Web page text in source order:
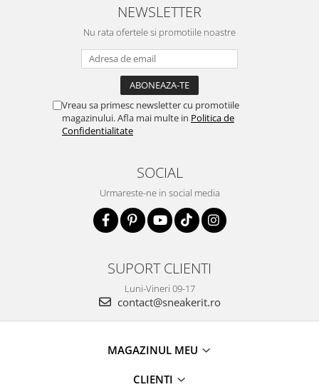
NEWSLETTER
Nu rata ofertele si promotiile noastre
Vreau sa primesc newsletter cu promotiile
magazinului. Afla mai multe in Politica de
Confidentialitate
SOCIAL
Urmareste-ne in social media
SUPORT CLIENTI
Luni-Vineri 09-17
contact@sneakerit.ro
MAGAZINUL MEU
CLIENTI